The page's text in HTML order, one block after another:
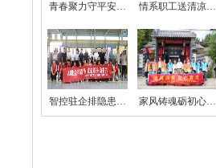
青春聚力守平安… 情系职工送清凉…
智控驻企排隐患… 家风铸魂砺初心…